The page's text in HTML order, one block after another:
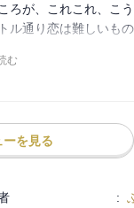
話が。
ろが、これこれ、こ
ル通り恋は難しいも
む
を見る
: